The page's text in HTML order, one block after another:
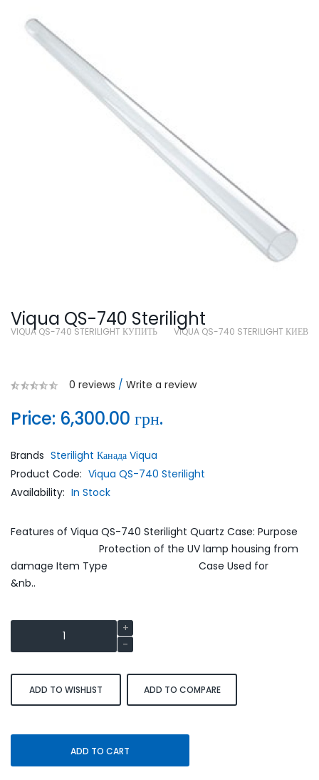
Viqua QS-740 Sterilight
VIQUA QS-740 STERILIGHT КУПИТЬ VIQUA QS-740 STERILIGHT КИЕВ
0 reviews / Write a review
Price: 6,300.00 грн.
Brands Sterilight Канада Viqua
Product Code: Viqua QS-740 Sterilight
Availability: In Stock
Features of Viqua QS-740 Sterilight Quartz Case: Purpose
Protection of the UV lamp housing from
damage Item Type Case Used for
&nb..
ADD TO WISHLIST ADD TO COMPARE
ADD TO CART